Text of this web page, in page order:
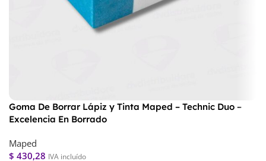
Goma De Borrar Lápiz y Tinta Maped – Technic Duo –
Excelencia En Borrado
Maped
$ 430,28 IVA incluído